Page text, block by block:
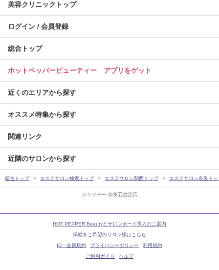
ジンジャー 奈良五位堂店
美容クリニックトップ
ログイン / 会員登録
総合トップ
ホットペッパービューティー アプリをゲット
近くのエリアから探す
オススメ特集から探す
関連リンク
近隣のサロンから探す
総合トップ エステサロン検索トップ エステサロン関西トップ エステサロン奈良トッ
HOT PEPPER Beautyとサロンボード導入のご案内
掲載をご希望のサロン様はこちら
ID・会員規約
プライバシーポリシー
利用規約
ご利用ガイド
ヘルプ